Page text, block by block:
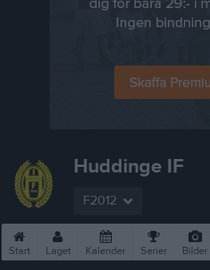
Huddinge IF
F2012
Start Laget Kalender Serier Bilder